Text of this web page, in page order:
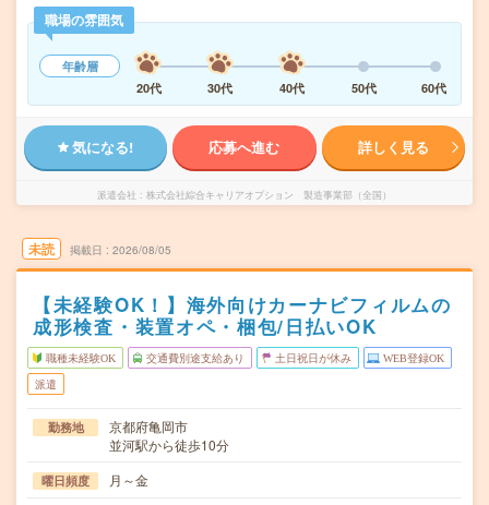
職場の雰囲気
年齢層
20代
30代 40代 50代 60代
気になる! 応募へ進む 詳しく見る
派遣会社 株式会社綜合キャリアオプション 製造事業部（全国）
未読 掲載日 2026/08/05
【未経験OK！】海外向けカーナビフィルムの
成形検査・装置オペ・梱包/日払いOK
職種未経験OK 交通費別途支給あり 土日祝日が休み WEB登録OK
派遣
勤務地
京都府亀岡市
並河駅から徒歩10分
曜日頻度 月～金